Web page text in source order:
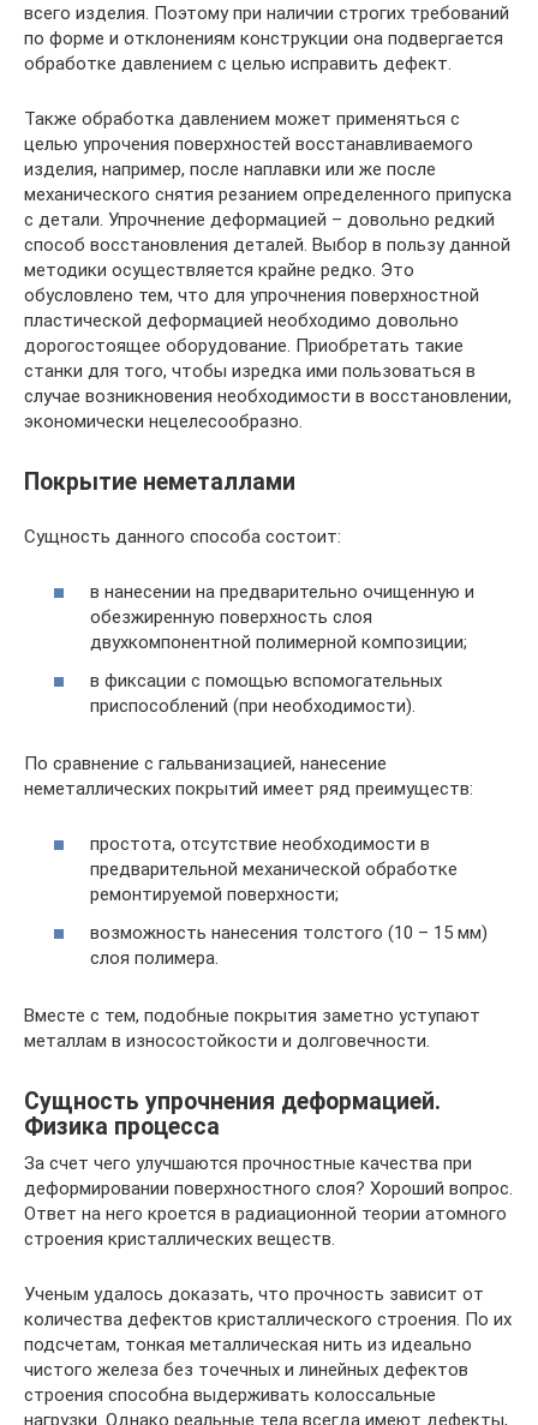
всего изделия. Поэтому при наличии строгих требований
по форме и отклонениям конструкции она подвергается
обработке давлением с целью исправить дефект.
Также обработка давлением может применяться с
целью упрочения поверхностей восстанавливаемого
изделия, например, после наплавки или же после
механического снятия резанием определенного припуска
с детали. Упрочнение деформацией – довольно редкий
способ восстановления деталей. Выбор в пользу данной
методики осуществляется крайне редко. Это
обусловлено тем, что для упрочнения поверхностной
пластической деформацией необходимо довольно
дорогостоящее оборудование. Приобретать такие
станки для того, чтобы изредка ими пользоваться в
случае возникновения необходимости в восстановлении,
экономически нецелесообразно.
Покрытие неметаллами
Сущность данного способа состоит:
в нанесении на предварительно очищенную и
обезжиренную поверхность слоя
двухкомпонентной полимерной композиции;
в фиксации с помощью вспомогательных
приспособлений (при необходимости).
По сравнение с гальванизацией, нанесение
неметаллических покрытий имеет ряд преимуществ:
простота, отсутствие необходимости в
предварительной механической обработке
ремонтируемой поверхности;
возможность нанесения толстого (10 – 15 мм)
слоя полимера.
Вместе с тем, подобные покрытия заметно уступают
металлам в износостойкости и долговечности.
Сущность упрочнения деформацией.
Физика процесса
За счет чего улучшаются прочностные качества при
деформировании поверхностного слоя? Хороший вопрос.
Ответ на него кроется в радиационной теории атомного
строения кристаллических веществ.
Ученым удалось доказать, что прочность зависит от
количества дефектов кристаллического строения. По их
подсчетам, тонкая металлическая нить из идеально
чистого железа без точечных и линейных дефектов
строения способна выдерживать колоссальные
нагрузки. Однако реальные тела всегда имеют дефекты,